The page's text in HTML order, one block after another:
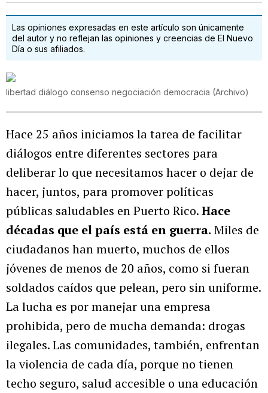
Las opiniones expresadas en este artículo son únicamente
del autor y no reflejan las opiniones y creencias de El Nuevo
Día o sus afiliados.
libertad diálogo consenso negociación democracia (Archivo)
Hace 25 años iniciamos la tarea de facilitar
diálogos entre diferentes sectores para
deliberar lo que necesitamos hacer o dejar de
hacer, juntos, para promover políticas
públicas saludables en Puerto Rico.Hace
décadas que el país está en guerra. Miles de
ciudadanos han muerto, muchos de ellos
jóvenes de menos de 20 años, como si fueran
soldados caídos que pelean, pero sin uniforme.
La lucha es por manejar una empresa
prohibida, pero de mucha demanda: drogas
ilegales. Las comunidades, también, enfrentan
la violencia de cada día, porque no tienen
techo seguro, salud accesible o una educación